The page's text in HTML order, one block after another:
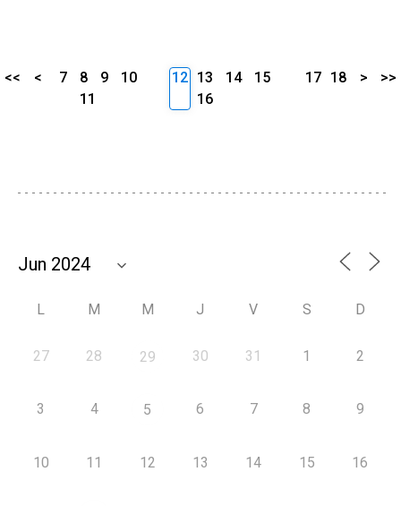
<< < 7 8 9
10
11
12 13 14
15
16
17 18 > >>
L M M J V S D
27 28 29 30 31 1 2
3 4 5 6 7 8 9
10 11 12 13 14 15 16